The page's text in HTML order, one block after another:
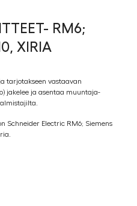
RM6;
XIRIA
tarjotakseen vastaavan
jakelee ja asentaa muuntaja-
Schneider Electric RM6; Siemens